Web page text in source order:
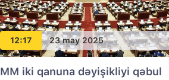
12:17 23 may 2025
MM iki qanuna dəyişikliyi qəbul